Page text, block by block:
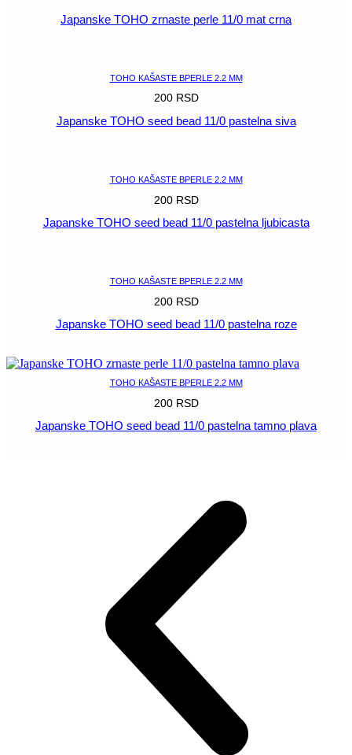
Japanske TOHO zrnaste perle 11/0 mat crna
TOHO KAŠASTE BPERLE 2.2 MM
200 RSD
Japanske TOHO seed bead 11/0 pastelna siva
TOHO KAŠASTE BPERLE 2.2 MM
200 RSD
Japanske TOHO seed bead 11/0 pastelna ljubicasta
TOHO KAŠASTE BPERLE 2.2 MM
200 RSD
Japanske TOHO seed bead 11/0 pastelna roze
TOHO KAŠASTE BPERLE 2.2 MM
200 RSD
Japanske TOHO seed bead 11/0 pastelna tamno plava